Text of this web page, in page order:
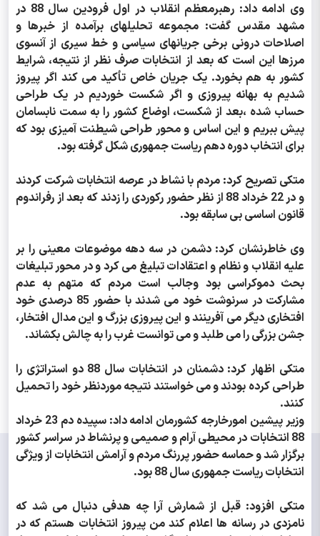
وی ادامه داد: رهبرمعظم انقلاب در اول فرودین سال 88 در
مشهد مقدس گفت: مجموعه تحلیلهای برآمده از خبرها و
اصلاحات درونی برخی جریانهای سیاسی و خط سیری از آنسوی
مرزها این است که بعد از انتخابات صرف نظر از نتیجه، شرایط
کشور به هم بخورد. یک جریان خاص تأکید می کند اگر پیروز
شدیم به بهانه پیروزی و اگر شکست خوردیم در یک طراحی
حساب شده ،بعد از شکست، اوضاع کشور را به سمت نابسامان
پیش ببریم و این اساس و محور طراحی شیطنت آمیزی بود که
برای انتخاب دوره دهم ریاست جمهوری شکل گرفته بود.
متکی تصریح کرد: مردم با نشاط در عرصه انتخابات شرکت کردند
و در 22 خرداد 88 از نظر حضور رکوردی را زدند که بعد از رفراندوم
قانون اساسی بی سابقه بود.
وی خاطرنشان کرد: دشمن در سه دهه موضوعات معینی را بر
علیه انقلاب و نظام و اعتقادات تبلیغ می کرد و در محور تبلیغات
بحث دموکراسی بود وجالب است مردم که متهم به عدم
مشارکت در سرنوشت خود می شدند با حضور 85 درصدی خود
افتخاری دیگر می آفرینند و این پیروزی بزرگ و این مدال افتخار،
جشن بزرگی را می طلبد و می توانست غرب را به چالش بکشاند.
متکی اظهار کرد: دشمنان در انتخابات سال 88 دو استراتژی را
طراحی کرده بودند و می خواستند نتیجه موردنظر خود را تحمیل
کنند.
وزیر پیشین امورخارجه کشورمان ادامه داد: سپیده دم 23 خرداد
88 انتخابات در محیطی آرام و صمیمی و پرنشاط در سراسر کشور
برگزار شد و حماسه حضور پررنگ مردم و آرامش انتخابات از ویژگی
انتخابات ریاست جمهوری سال 88 بود.
متکی افزود: قبل از شمارش آرا چه هدفی دنبال می شد که
نامزدی در رسانه ها اعلام کند من پیروز انتخابات هستم که در